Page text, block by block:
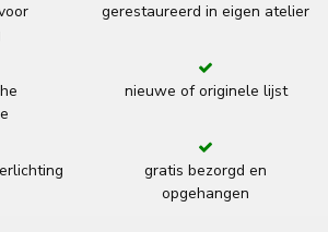
gerestaureerd in eigen atelier
nieuwe of originele lijst
gratis bezorgd en
opgehangen